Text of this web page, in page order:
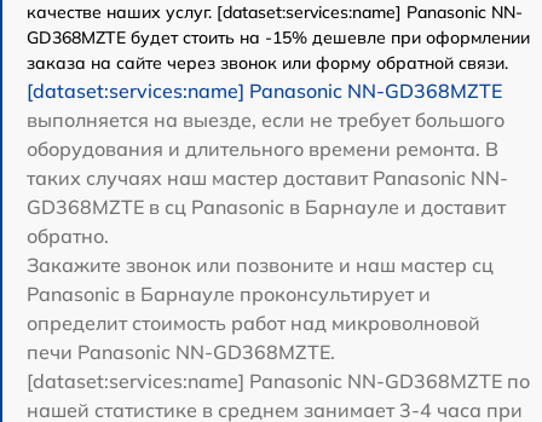
качестве наших услуг. [dataset:services:name] Panasonic NN-
GD368MZTE будет стоить на -15% дешевле при оформлении
заказа на сайте через звонок или форму обратной связи.
[dataset:services:name] Panasonic NN-GD368MZTE
выполняется на выезде, если не требует большого
оборудования и длительного времени ремонта. В
таких случаях наш мастер доставит Panasonic NN-
GD368MZTE в сц Panasonic в Барнауле и доставит
обратно.
Закажите звонок или позвоните и наш мастер сц
Panasonic в Барнауле проконсультирует и
определит стоимость работ над микроволновой
печи Panasonic NN-GD368MZTE.
[dataset:services:name] Panasonic NN-GD368MZTE по
нашей статистике в среднем занимает 3-4 часа при